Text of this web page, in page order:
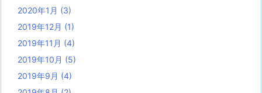
2020年1月 (3)
2019年12月 (1)
2019年11月 (4)
2019年10月 (5)
2019年9月 (4)